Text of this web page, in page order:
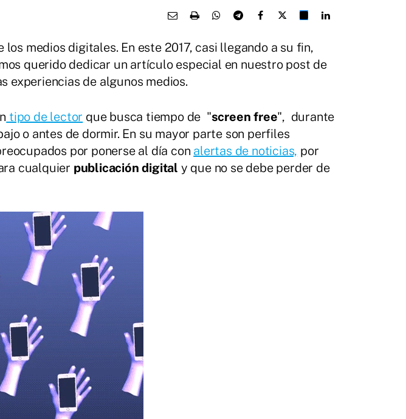
medios digitales. En este 2017, casi llegando a su fin,
querido dedicar un artículo especial en nuestro post de
experiencias de algunos medios.
tipo de lector que busca tiempo de "screen free", durante
o antes de dormir. En su mayor parte son perfiles
por ponerse al día con alertas de noticias, por
cualquier publicación digital y que no se debe perder de